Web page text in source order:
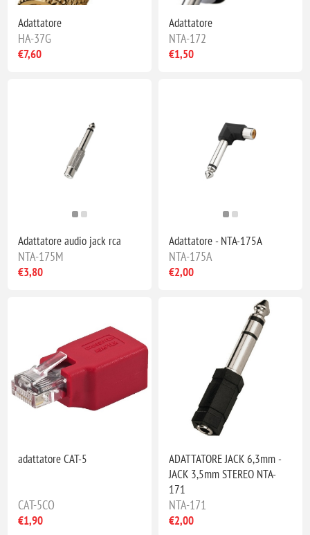
Adattatore
HA-37G
€7,60
Adattatore
NTA-172
€1,50
Adattatore audio jack rca
NTA-175M
€3,80
Adattatore - NTA-175A
NTA-175A
€2,00
adattatore CAT-5
CAT-5CO
€1,90
ADATTATORE JACK 6,3mm -
JACK 3,5mm STEREO NTA-
171
NTA-171
€2,00